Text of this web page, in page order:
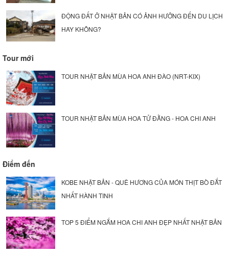
ĐỘNG ĐẤT Ở NHẬT BẢN CÓ ẢNH HƯỞNG ĐẾN DU LỊCH
HAY KHÔNG?
Tour mới
TOUR NHẬT BẢN MÙA HOA ANH ĐÀO (NRT-KIX)
TOUR NHẬT BẢN MÙA HOA TỬ ĐẰNG - HOA CHI ANH
Điểm đến
KOBE NHẬT BẢN - QUÊ HƯƠNG CỦA MÓN THỊT BÒ ĐẮT
NHẤT HÀNH TINH
TOP 5 ĐIỂM NGẮM HOA CHI ANH ĐẸP NHẤT NHẬT BẢN